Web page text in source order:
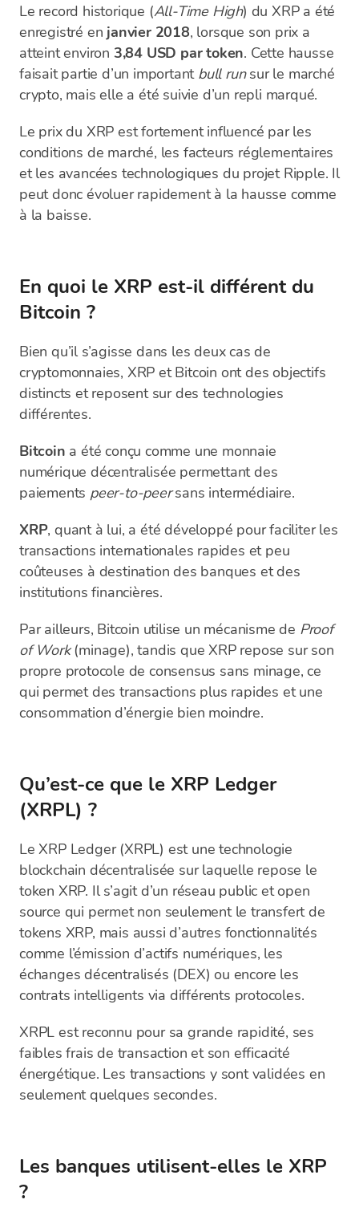
Le record historique (All-Time High) du XRP a été
enregistré en janvier 2018, lorsque son prix a
atteint environ 3,84 USD par token. Cette hausse
faisait partie d’un important bull runsur le marché
crypto, mais elle a été suivie d’un repli marqué.
Le prix du XRP est fortement influencé par les
conditions de marché, les facteurs réglementaires
et les avancées technologiques du projet Ripple. Il
peut donc évoluer rapidement à la hausse comme
à la baisse.
En quoi le XRP est-il différent du
Bitcoin ?
Bien qu’il s’agisse dans les deux cas de
cryptomonnaies, XRP et Bitcoin ont des objectifs
distincts et reposent sur des technologies
différentes.
Bitcoin a été conçu comme une monnaie
numérique décentralisée permettant des
paiements peer-to-peersans intermédiaire.
XRP, quant à lui, a été développé pour faciliter les
transactions internationales rapides et peu
coûteuses à destination des banques et des
institutions financières.
Par ailleurs, Bitcoin utilise un mécanisme de Proof
of Work(minage), tandis que XRP repose sur son
propre protocole de consensus sans minage, ce
qui permet des transactions plus rapides et une
consommation d’énergie bien moindre.
Qu’est-ce que le XRP Ledger
(XRPL) ?
Le XRP Ledger (XRPL) est une technologie
blockchain décentralisée sur laquelle repose le
token XRP. Il s’agit d’un réseau public et open
source qui permet non seulement le transfert de
tokens XRP, mais aussi d’autres fonctionnalités
comme l’émission d’actifs numériques, les
échanges décentralisés (DEX) ou encore les
contrats intelligents via différents protocoles.
XRPL est reconnu pour sa grande rapidité, ses
faibles frais de transaction et son efficacité
énergétique. Les transactions y sont validées en
seulement quelques secondes.
Les banques utilisent-elles le XRP
?